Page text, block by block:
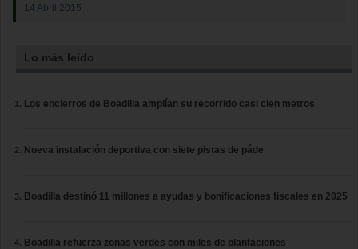
14 Abril 2015
Lo más leído
Los encierros de Boadilla amplían su recorrido casi cien metros
Nueva instalación deportiva con siete pistas de páde
Boadilla destinó 11 millones a ayudas y bonificaciones fiscales en 2025
Boadilla refuerza zonas verdes con miles de plantaciones